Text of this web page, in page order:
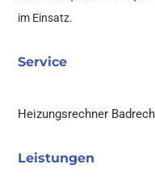
im Einsatz.
Service
Heizungsrechner
Leistungen